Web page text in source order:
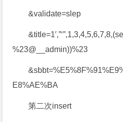
&validate=slep
%23@__admin))%23
E8%AE%BA
第二次insert